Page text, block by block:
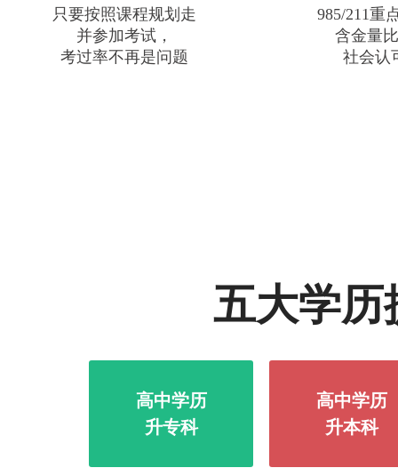
只要按照课程规划走
并参加考试，
考过率不再是问题
985/211重
含金量
社会认
五大学历
高中学历
升专科
高中学历
升本科